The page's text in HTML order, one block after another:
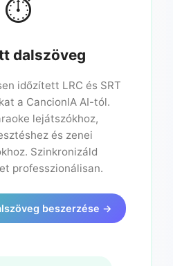
⏱️
dalszöveg
időzített LRC és SRT
a CancionIA AI-tól.
lejátszókhoz,
és zenei
Szinkronizáld
professzionálisan.
beszerzése →